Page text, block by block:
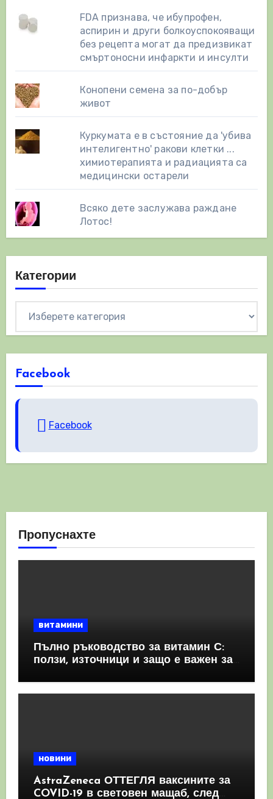
FDA признава, че ибупрофен,
аспирин и други болкоуспокояващи
без рецепта могат да предизвикат
смъртоносни инфаркти и инсулти
Конопени семена за по-добър
живот
Куркумата е в състояние да 'убива
интелигентно' ракови клетки ...
химиотерапията и радиацията са
медицински остарели
Всяко дете заслужава раждане
Лотос!
Категории
Facebook
Facebook
Пропуснахте
витамини
Пълно ръководство за витамин С:
ползи, източници и защо е важен за
новини
AstraZeneca ОТТЕГЛЯ ваксините за
COVID-19 в световен мащаб, след